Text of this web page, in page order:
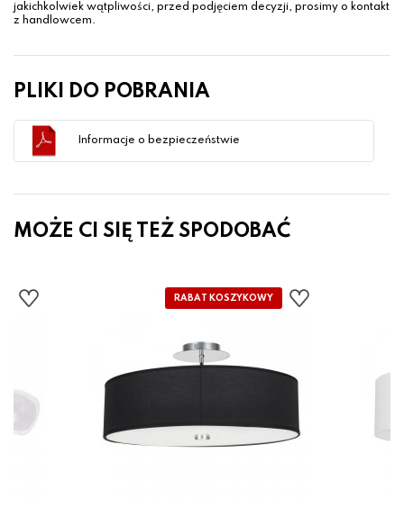
jakichkolwiek wątpliwości, przed podjęciem decyzji, prosimy o kontakt
z handlowcem.
PLIKI DO POBRANIA
Informacje o bezpieczeństwie
MOŻE CI SIĘ TEŻ SPODOBAĆ